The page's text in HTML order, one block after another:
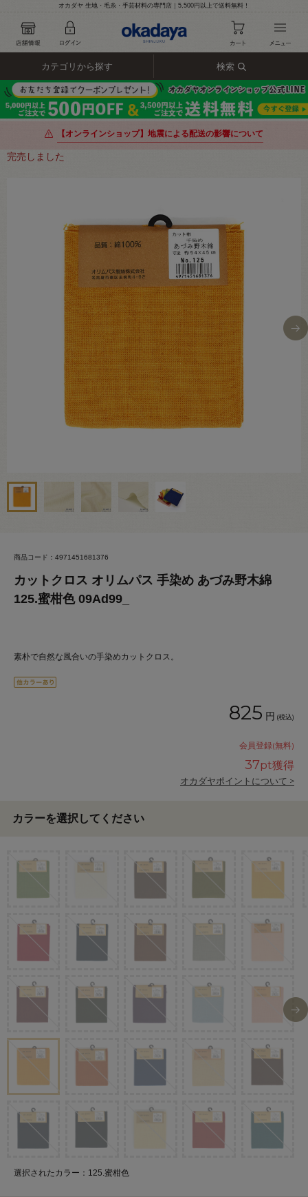
オカダヤ 生地・毛糸・手芸材料の専門店｜5,500円以上で送料無料！
カテゴリから探す 検索
【オンラインショップ】地震による配送の影響について
完売しました
商品コード：4971451681376
カットクロス オリムパス 手染め あづみ野木綿
125.蜜柑色 09Ad99_
素朴で自然な風合いの手染めカットクロス。
825 円 (税込)
会員登録(無料)
37pt獲得
オカダヤポイントについて >
カラーを選択してください
選択されたカラー：125.蜜柑色